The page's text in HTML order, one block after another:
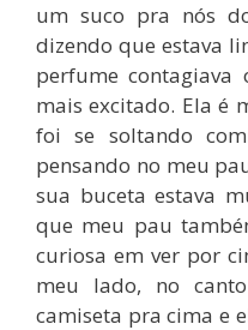
um suco pra nós
dizendo que estava
perfume contagiava
mais excitado. Ela é
foi se soltando
pensando no meu
sua buceta estava
que meu pau
curiosa em ver por
meu lado, no
camiseta pra cima e